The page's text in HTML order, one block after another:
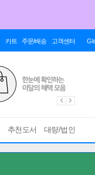
카트 주문/배송 고객센터
추천도서 대량/법인